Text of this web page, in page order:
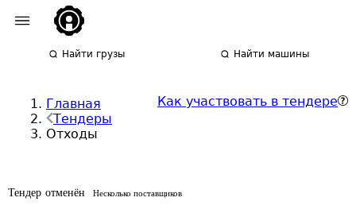
Найти грузы Найти машины
Главная
Тендеры
Отходы
Как участвовать в тендере
Тендер отменён Несколько поставщиков